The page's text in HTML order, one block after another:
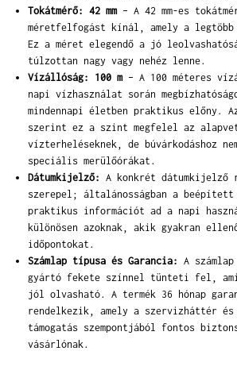
Tokátmérő: 42 mm– A 42 mm-es
méretfelfogást kínál, amely a
Ez a méret elegendő a jó
túlzottan nagy vagy nehéz lenne.
Vízállóság: 100 m– A 100 méteres
napi vízhasználat során
mindennapi életben praktikus előny.
szerint ez a szint megfelel az
vízterheléseknek, de búvárkodáshoz
speciális merülőórákat.
Dátumkijelző: A konkrét dátumkijelző
szerepel; általánosságban a beépített
praktikus információt ad a napi
különösen azoknak, akik gyakran
időpontokat.
Számlap típusa és Garancia: A
gyártó fekete színnel tünteti fel,
jól olvasható. A termék 36 hónap
rendelkezik, amely a szervizháttér
támogatás szempontjából fontos
vásárlónak.